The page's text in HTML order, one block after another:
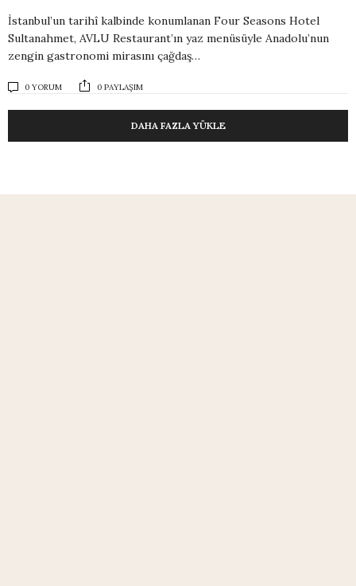
İstanbul’un tarihî kalbinde konumlanan Four Seasons Hotel
Sultanahmet, AVLU Restaurant’ın yaz menüsüyle Anadolu’nun
zengin gastronomi mirasını çağdaş…
0 YORUM 0 PAYLAŞIM
DAHA FAZLA YÜKLE